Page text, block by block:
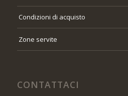
Condizioni di acquisto
Zone servite
CONTATTACI